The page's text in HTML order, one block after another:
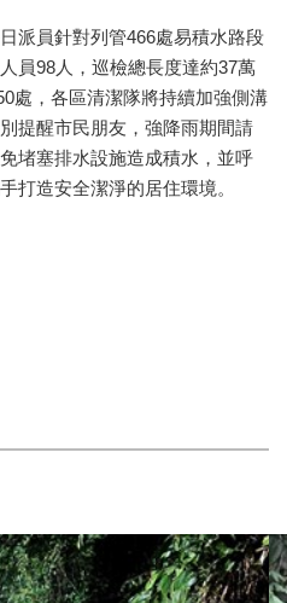
派員針對列管466處易積水路段
員98人，巡檢總長度達約37萬
處，各區清潔隊將持續加強側溝
提醒市民朋友，強降雨期間請
堵塞排水設施造成積水，並呼
打造安全潔淨的居住環境。